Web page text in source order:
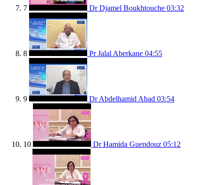
7 Dr Djamel Boukhtouche 03:32
8 Pr Jalal Aberkane 04:55
9 Dr Abdelhamid Abad 03:54
10 Dr Hamida Guendouz 05:12